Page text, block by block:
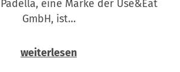
eine Marke der Use&Eat
GmbH, ist…
weiterlesen